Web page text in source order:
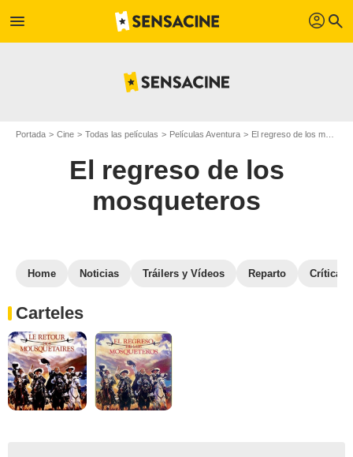
menu profil search
Portada Cine Todas las películas Películas Aventura El regreso de los mosqueteros
El regreso de los
mosqueteros
Home Noticias Tráilers y Vídeos Reparto Críticas
Carteles